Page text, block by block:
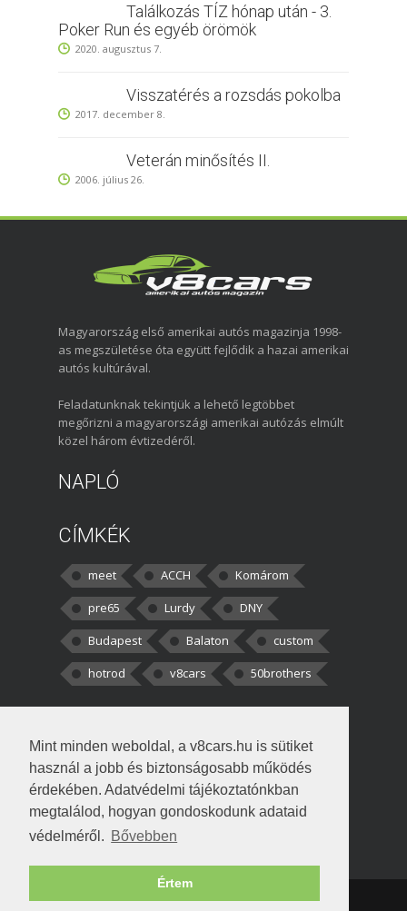
Mint minden weboldal, a v8cars.hu is sütiket
használ a jobb és biztonságosabb működés
érdekében. Adatvédelmi tájékoztatónkban
megtalálod, hogyan gondoskodunk adataid
védelméről. Bővebben
Értem
Találkozás TÍZ hónap után - 3.
Poker Run és egyéb örömök
2020. augusztus 7.
Visszatérés a rozsdás pokolba
2017. december 8.
Veterán minősítés II.
2006. július 26.
Magyarország első amerikai autós magazinja 1998-
as megszületése óta együtt fejlődik a hazai amerikai
autós kultúrával.
Feladatunknak tekintjük a lehető legtöbbet
megőrizni a magyarországi amerikai autózás elmúlt
közel három évtizedéről.
NAPLÓ
CÍMKÉK
meet ACCH
Komárom
pre65
Lurdy
DNY
Budapest
Balaton
custom
hotrod
v8cars 50brothers
kortisz:Elszúrtam! Én csak két
darabbaal számoltam. Nem tudtam, hogy fél autót,
Béke:
!fasza Örültem is nagyon, amikor
Copyright © 1998-2026 v8cars.huT|Szerzői jogok